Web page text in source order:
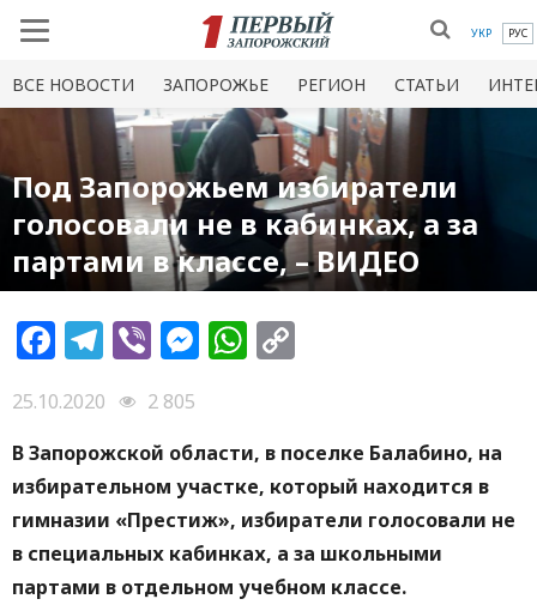
УКР РУС
ВСЕ НОВОСТИ ЗАПОРОЖЬЕ РЕГИОН СТАТЬИ
Под Запорожьем избиратели
голосовали не в кабинках, а за
партами в классе, – ВИДЕО
Facebook
Telegram
ViberMessenger
WhatsApp
25.10.2020
2 805
В Запорожской области, в поселке Балабино, на
избирательном участке, который находится в
гимназии «Престиж», избиратели голосовали не
в специальных кабинках, а за школьными
партами в отдельном учебном классе.